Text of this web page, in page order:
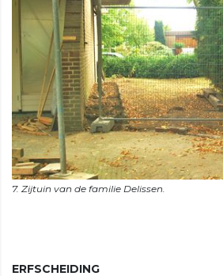
ERFSCHEIDING